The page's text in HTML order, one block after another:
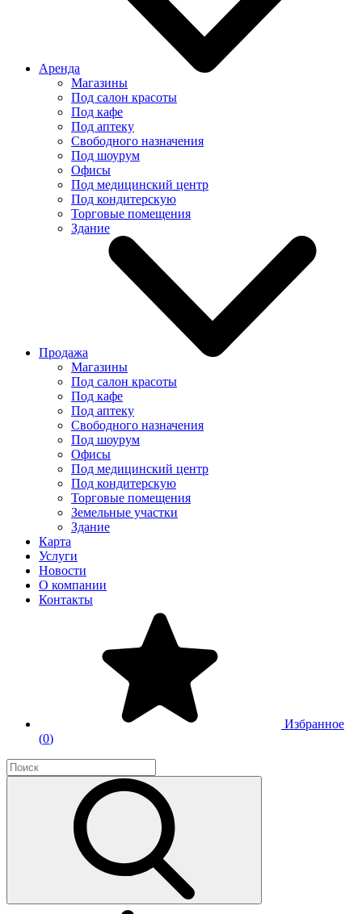
Аренда
Магазины
Под салон красоты
Под кафе
Под аптеку
Свободного назначения
Под шоурум
Офисы
Под медицинский центр
Под кондитерскую
Торговые помещения
Здание
Продажа
Магазины
Под салон красоты
Под кафе
Под аптеку
Свободного назначения
Под шоурум
Офисы
Под медицинский центр
Под кондитерскую
Торговые помещения
Земельные участки
Здание
Карта
Услуги
Новости
О компании
Контакты
Избранное
(0)